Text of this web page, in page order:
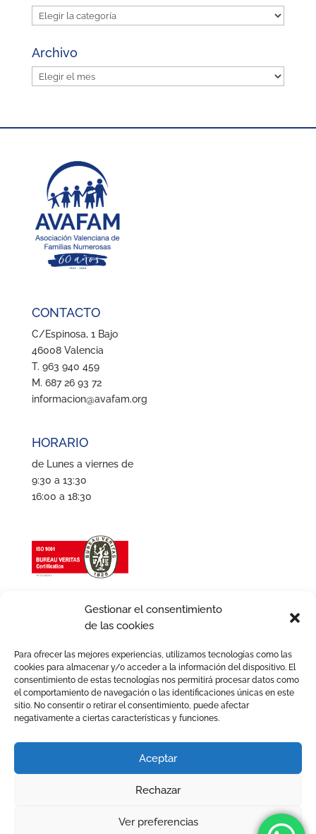
Gestionar el consentimiento
de las cookies
Para ofrecer las mejores experiencias, utilizamos tecnologías como las
cookies para almacenar y/o acceder a la información del dispositivo. El
consentimiento de estas tecnologías nos permitirá procesar datos como
el comportamiento de navegación o las identificaciones únicas en este
sitio. No consentir o retirar el consentimiento, puede afectar
negativamente a ciertas características y funciones.
Aceptar
Rechazar
Ver preferencias
Categorías
Archivo
Archivo
CONTACTO
C/Espinosa, 1 Bajo
46008 Valencia
T. 963 940 459
M. 687 26 93 72
informacion@avafam.org
HORARIO
de Lunes a viernes de
9:30 a 13:30
16:00 a 18:30
Términos y condiciones
drets reservats.